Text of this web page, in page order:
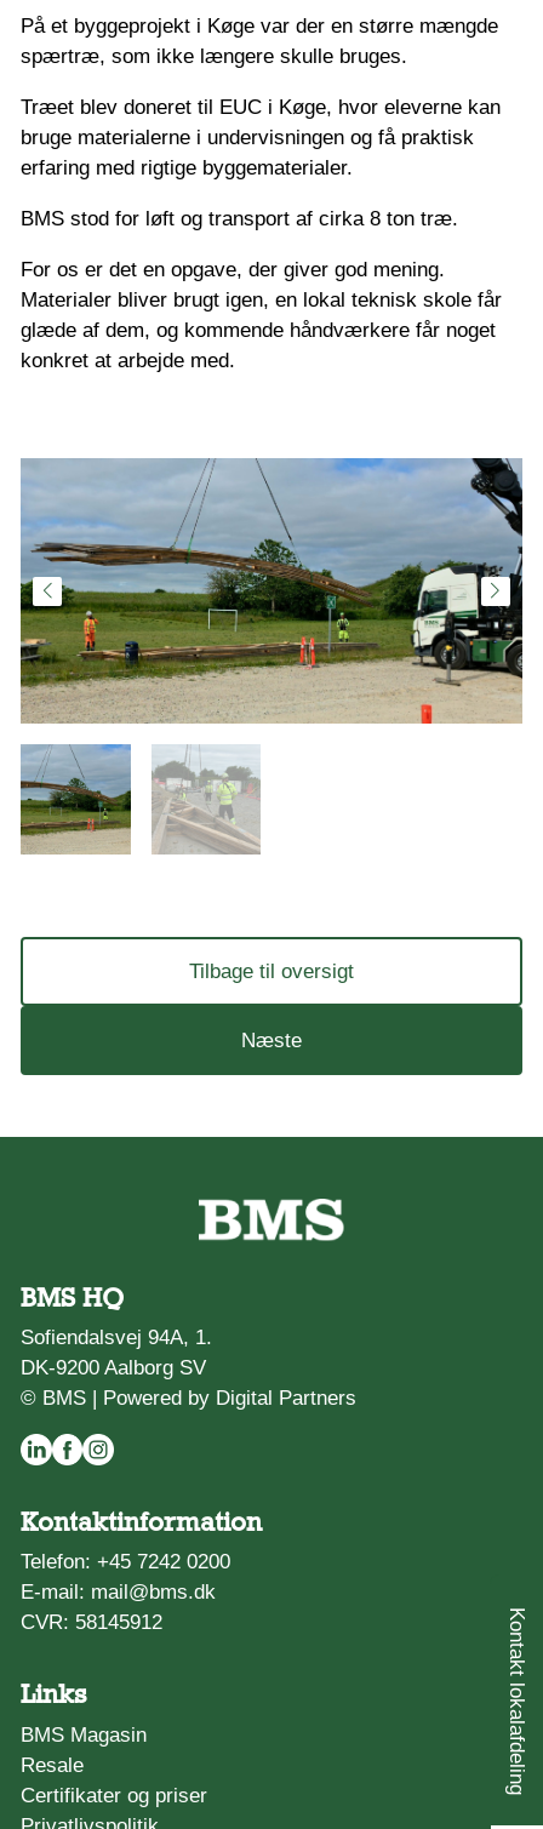
Kontakt lokalafdeling
På et byggeprojekt i Køge var der en større mængde
spærtræ, som ikke længere skulle bruges.
Træet blev doneret til EUC i Køge, hvor eleverne kan
bruge materialerne i undervisningen og få praktisk
erfaring med rigtige byggematerialer.
BMS stod for løft og transport af cirka 8 ton træ.
For os er det en opgave, der giver god mening.
Materialer bliver brugt igen, en lokal teknisk skole får
glæde af dem, og kommende håndværkere får noget
konkret at arbejde med.
Tilbage til oversigt
Næste
BMS HQ
Sofiendalsvej 94A, 1.
DK-9200 Aalborg SV
© BMS | Powered by Digital Partners
Kontaktinformation
Telefon:+45 7242 0200
E-mail: mail@bms.dk
CVR: 58145912
Links
BMS Magasin
Resale
Certifikater og priser